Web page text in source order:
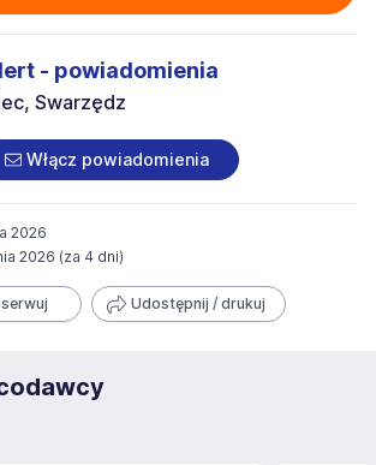
- powiadomienia
Swarzędz
Włącz powiadomienia
2026
2026 (za 4 dni)
Udostępnij / drukuj